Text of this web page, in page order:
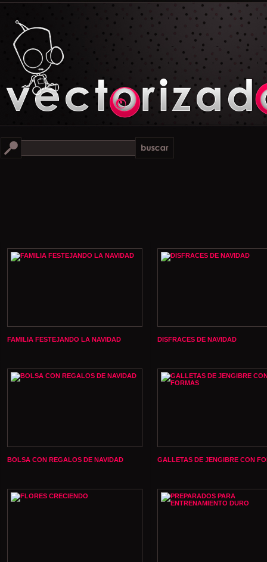
FAMILIA FESTEJANDO LA NAVIDAD DISFRACES DE NAVIDAD
BOLSA CON REGALOS DE NAVIDAD GALLETAS DE JENGIBRE CON